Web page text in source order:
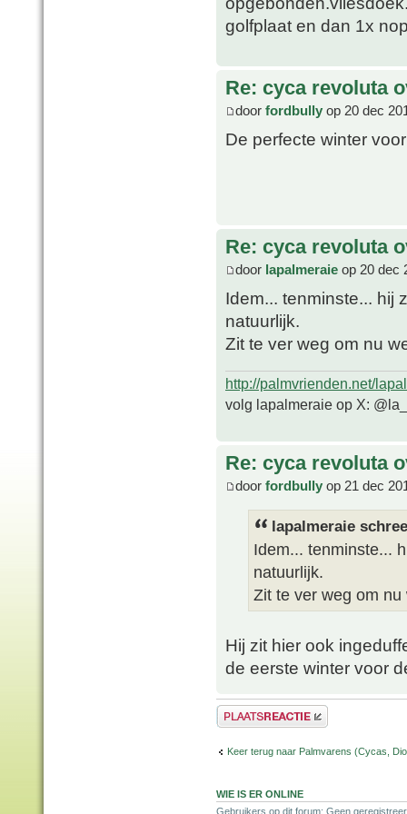
golfplaat en dan 1x
Re: cyca revoluta
door fordbully op 20 dec
De perfecte winter
Re: cyca revoluta
door lapalmeraie op 20 dec
Idem... tenminste... hij
natuurlijk.
Zit te ver weg om nu
http://palmvrienden.net/
volg lapalmeraie op X:
Re: cyca revoluta
door fordbully op 21 dec
lapalmeraie
Idem... tenminste...
natuurlijk.
Zit te ver weg om
Hij zit hier ook
de eerste winter voor
Plaats een reactie
Keer terug naar Palmvarens (Cycas,
WIE IS ER ONLINE
Gebruikers op dit forum: Geen